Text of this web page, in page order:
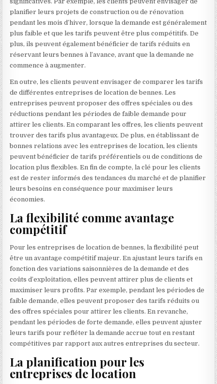
planifier leurs projets de construction ou de rénovation
pendant les mois d’hiver, lorsque la demande est généralement
plus faible et que les tarifs peuvent être plus compétitifs. De
plus, ils peuvent également bénéficier de tarifs réduits en
réservant leurs bennes à l’avance, avant que la demande ne
commence à augmenter.
En outre, les clients peuvent envisager de comparer les tarifs
de différentes entreprises de location de bennes. Les
entreprises peuvent proposer des offres spéciales ou des
réductions pendant les périodes de faible demande pour
attirer les clients. En comparant les offres, les clients peuvent
trouver des tarifs plus avantageux. De plus, en établissant de
bonnes relations avec les entreprises de location, les clients
peuvent bénéficier de tarifs préférentiels ou de conditions de
location plus flexibles. En fin de compte, la clé pour les clients
est de rester informés des tendances du marché et de planifier
leurs besoins en conséquence pour maximiser leurs
économies.
La flexibilité comme avantage
compétitif
Pour les entreprises de location de bennes, la flexibilité peut
être un avantage compétitif majeur. En ajustant leurs tarifs en
fonction des variations saisonnières de la demande et des
coûts d’exploitation, elles peuvent attirer plus de clients et
maximiser leurs profits. Par exemple, pendant les périodes de
faible demande, elles peuvent proposer des tarifs réduits ou
des offres spéciales pour attirer les clients. En revanche,
pendant les périodes de forte demande, elles peuvent ajuster
leurs tarifs pour refléter la demande accrue tout en restant
compétitives par rapport aux autres entreprises du secteur.
La planification pour les
entreprises de location